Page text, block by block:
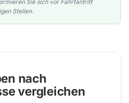
Sie sich vor Fahrtantritt
Stellen.
nach
vergleichen